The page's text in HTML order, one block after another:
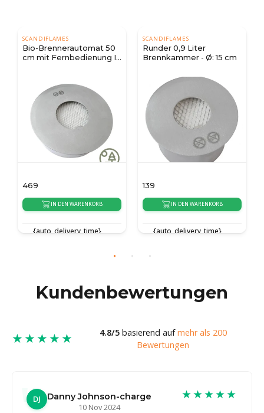
SCANDIFLAMES
Bio-Brennerautomat 50
cm mit Fernbedienung I
469
IN DEN WARENKORB
{auto_delivery_time}
SCANDIFLAMES
Runder 0,9 Liter
Brennkammer - Ø: 15 cm
IN DEN WARENKORB
{auto_delivery_time}
Kundenbewertungen
★★★★★ 4.8/5basierend aufmehr als 200
Bewertungen
DJ
Danny Johnson-charge
10 Nov 2024
★★★★★